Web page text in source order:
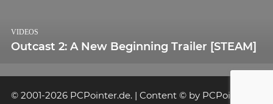
Outcast 2: A New Beginning Trailer [STEAM]
VIDEOS
© 2001-2026 PCPointer.de. | Content © by PCPointer.de